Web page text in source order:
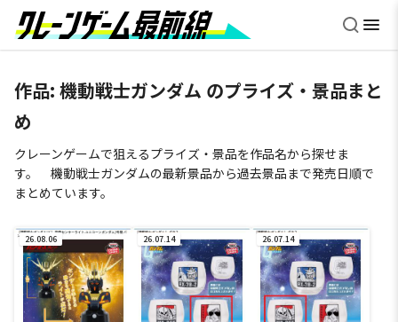
作品: 機動戦士ガンダム のプライズ・景品まと
め
クレーンゲームで狙えるプライズ・景品を作品名から探せま
す。 機動戦士ガンダムの最新景品から過去景品まで発売日順で
まとめています。
26.08.06 26.07.14 26.07.14